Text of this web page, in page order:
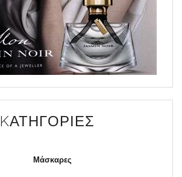
KΑΤΗΓΟΡΊΕΣ
Μάσκαρες